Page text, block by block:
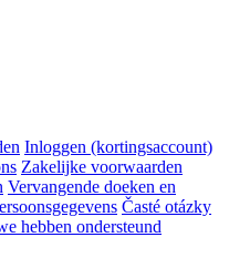
Inloggen (kortingsaccount)
Zakelijke voorwaarden
Vervangende doeken en
Časté otázky
hebben ondersteund